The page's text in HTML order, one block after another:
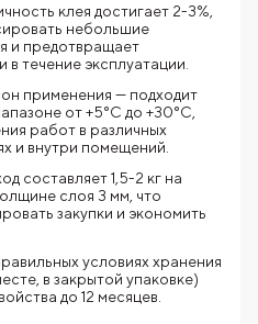
клея достигает 2-3%,
небольшие
и предотвращает
течение эксплуатации.
применения — подходит
от +5°C до +30°C,
работ в различных
и внутри помещений.
составляет 1,5-2 кг на
слоя 3 мм, что
закупки и экономить
условиях хранения
в закрытой упаковке)
до 12 месяцев.